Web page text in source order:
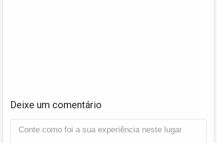
Deixe um comentário